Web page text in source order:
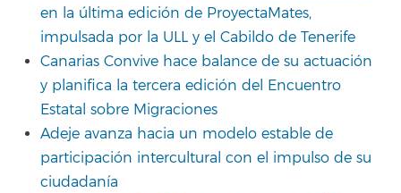
en la última edición de ProyectaMates,
impulsada por la ULL y el Cabildo de Tenerife
Canarias Convive hace balance de su actuación
y planifica la tercera edición del Encuentro
Estatal sobre Migraciones
Adeje avanza hacia un modelo estable de
participación intercultural con el impulso de su
ciudadanía